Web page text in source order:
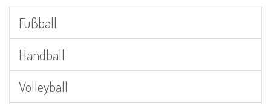
Fußball
Handball
Volleyball